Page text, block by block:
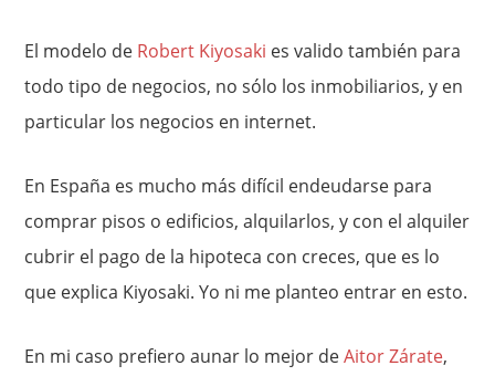
El modelo de Robert Kiyosaki es valido también para
todo tipo de negocios, no sólo los inmobiliarios, y en
particular los negocios en internet.
En España es mucho más difícil endeudarse para
comprar pisos o edificios, alquilarlos, y con el alquiler
cubrir el pago de la hipoteca con creces, que es lo
que explica Kiyosaki. Yo ni me planteo entrar en esto.
En mi caso prefiero aunar lo mejor deAitor Zárate,